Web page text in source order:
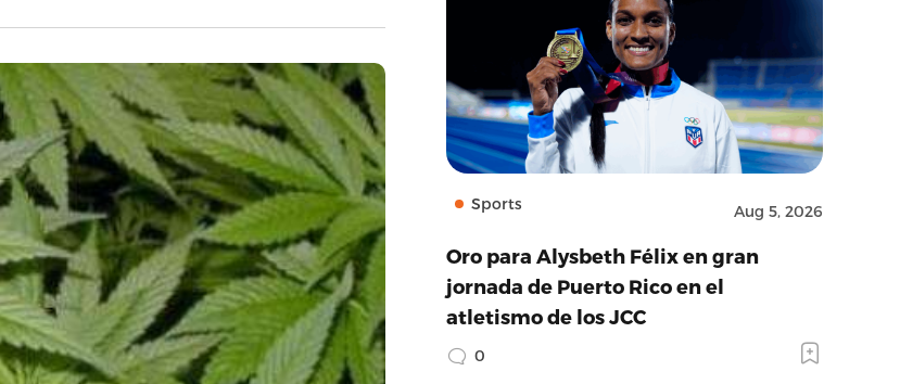
Sports Aug 5, 2026
Oro para Alysbeth Félix en gran
jornada de Puerto Rico en el
atletismo de los JCC
0